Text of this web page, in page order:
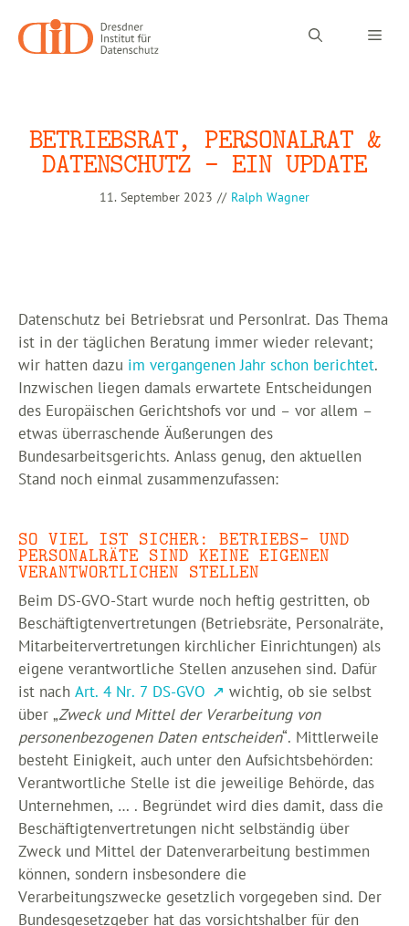
Inhalt
springen
BETRIEBSRAT, PERSONALRAT &
DATENSCHUTZ – EIN UPDATE
11. September 2023 // Ralph Wagner
Datenschutz bei Betriebsrat und Personlrat. Das Thema
ist in der täglichen Beratung immer wieder relevant;
wir hatten dazu im vergangenen Jahr schon berichtet.
Inzwischen liegen damals erwartete Entscheidungen
des Europäischen Gerichtshofs vor und – vor allem –
etwas überraschende Äußerungen des
Bundesarbeitsgerichts. Anlass genug, den aktuellen
Stand noch einmal zusammenzufassen:
SO VIEL IST SICHER: BETRIEBS- UND
PERSONALRÄTE SIND KEINE EIGENEN
VERANTWORTLICHEN STELLEN
Beim DS-GVO-Start wurde noch heftig gestritten, ob
Beschäftigtenvertretungen (Betriebsräte, Personalräte,
Mitarbeitervertretungen kirchlicher Einrichtungen) als
eigene verantwortliche Stellen anzusehen sind. Dafür
ist nach Art. 4 Nr. 7 DS-GVO
wichtig, ob sie selbst
über „Zweck und Mittel der Verarbeitung von
personenbezogenen Daten entscheiden“. Mittlerweile
besteht Einigkeit, auch unter den Aufsichtsbehörden:
Verantwortliche Stelle ist die jeweilige Behörde, das
Unternehmen, … . Begründet wird dies damit, dass die
Beschäftigtenvertretungen nicht selbständig über
Zweck und Mittel der Datenverarbeitung bestimmen
können, sondern insbesondere die
Verarbeitungszwecke gesetzlich vorgegeben sind. Der
Bundesgesetzgeber hat das vorsichtshalber für den